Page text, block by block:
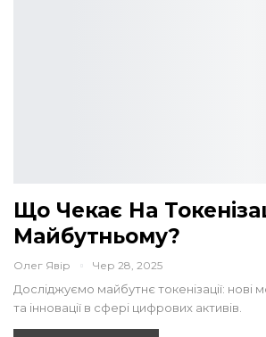
Що Чекає На
Майбутньому?
Олег Явір Чер 28, 2025
Досліджуємо майбутнє токенізації: нові
та інновації в сфері цифрових активів.